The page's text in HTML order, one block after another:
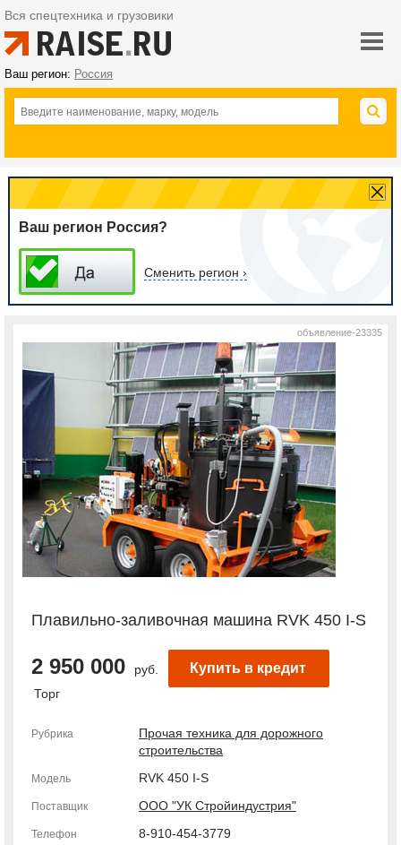
Вся спецтехника и грузовики
Ваш регион: Россия
Ваш регион Россия?
Сменить регион ›
Плавильно-заливочная машина RVK 450 I-S
2 950 000 руб. Купить в кредит
Торг
Рубрика
Прочая техника для дорожного
строительства
Модель RVK 450 I-S
Поставщик ООО "УК Стройиндустрия"
Телефон 8-910-454-3779
объявление-23335